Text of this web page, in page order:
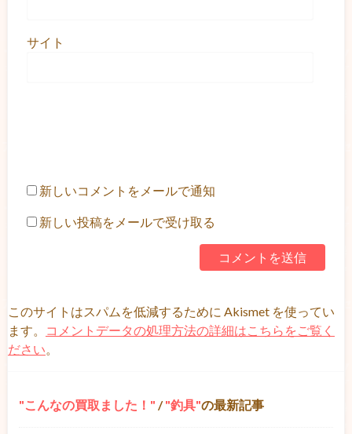
サイト
新しいコメントをメールで通知
新しい投稿をメールで受け取る
このサイトはスパムを低減するために Akismet を使ってい
ます。
コメントデータの処理方法の詳細はこちらをご覧く
ださい
こんなの買取ました！ / 釣具 の最新記事